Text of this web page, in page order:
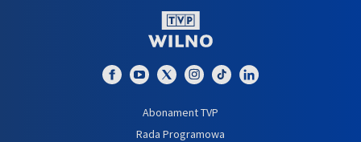
Abonament TVP
Rada Programowa